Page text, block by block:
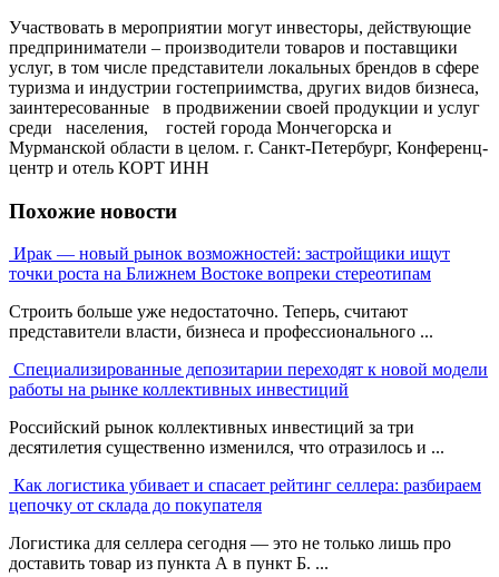
Участвовать в мероприятии могут инвесторы, действующие
предприниматели – производители товаров и поставщики
услуг, в том числе представители локальных брендов в сфере
туризма и индустрии гостеприимства, других видов бизнеса,
заинтересованные в продвижении своей продукции и услуг
среди населения, гостей города Мончегорска и
Мурманской области в целом. г. Санкт-Петербург, Конференц-
центр и отель КОРТ ИНН
Похожие новости
Ирак — новый рынок возможностей: застройщики ищут
точки роста на Ближнем Востоке вопреки стереотипам
Строить больше уже недостаточно. Теперь, считают
представители власти, бизнеса и профессионального ...
Специализированные депозитарии переходят к новой модели
работы на рынке коллективных инвестиций
Российский рынок коллективных инвестиций за три
десятилетия существенно изменился, что отразилось и ...
Как логистика убивает и спасает рейтинг селлера: разбираем
цепочку от склада до покупателя
Логистика для селлера сегодня — это не только лишь про
доставить товар из пункта А в пункт Б. ...